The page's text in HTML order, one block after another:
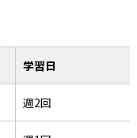
学習日
週2回